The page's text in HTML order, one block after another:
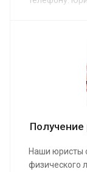
Наши юристы
физического